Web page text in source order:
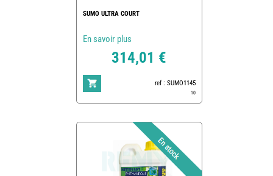
SUMO ULTRA COURT
En savoir plus
314,01 €
ref : SUMO1145
10